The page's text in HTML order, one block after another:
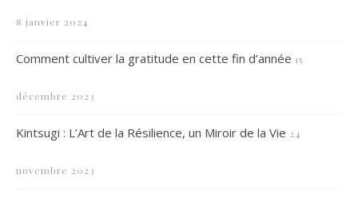
8 janvier 2024
Comment cultiver la gratitude en cette fin d’année 15
décembre 2023
Kintsugi : L’Art de la Résilience, un Miroir de la Vie 24
novembre 2023